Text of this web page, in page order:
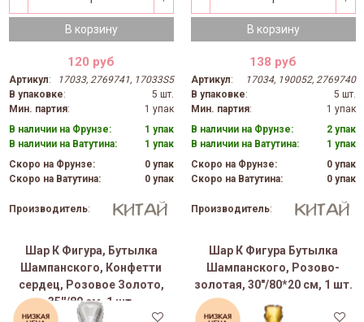
В корзину
120 руб
Артикул:
17033, 2769741, 17033S5
В упаковке:
5 шт.
Мин. партия:
1 упак
В наличии на Фрунзе:
1 упак
В наличии на Ватутина:
1 упак
Скоро на Фрунзе:
0 упак
Скоро на Ватутина:
0 упак
Производитель:
В корзину
138 руб
Артикул:
17034, 190052, 2769740
В упаковке:
5 шт.
Мин. партия:
1 упак
В наличии на Фрунзе:
2 упак
В наличии на Ватутина:
1 упак
Скоро на Фрунзе:
0 упак
Скоро на Ватутина:
0 упак
Производитель:
Шар К Фигура, Бутылка
Шампанского, Конфетти
сердец, Розовое Золото,
35''/89 см, 1 шт.
Шар К Фигура Бутылка
Шампанского, Розово-
золотая, 30"/80*20 см, 1 шт.